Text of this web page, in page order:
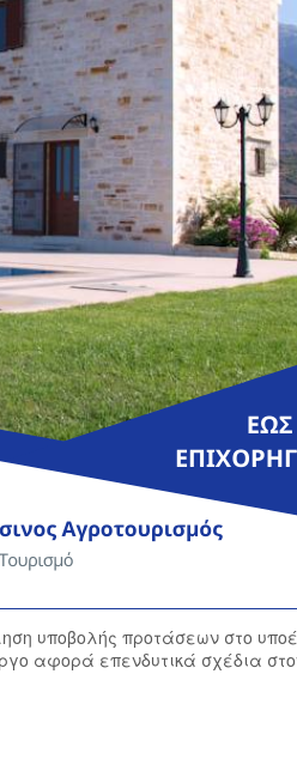
υποβολής προτάσεων στο
αφορά επενδυτικά σχέδια